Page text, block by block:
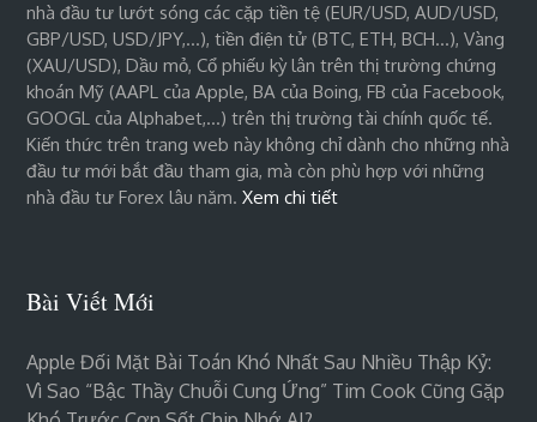
nhà đầu tư lướt sóng các cặp tiền tệ (EUR/USD, AUD/USD,
GBP/USD, USD/JPY,…), tiền điện tử (BTC, ETH, BCH…), Vàng
(XAU/USD), Dầu mỏ, Cổ phiếu kỳ lân trên thị trường chứng
khoán Mỹ (AAPL của Apple, BA của Boing, FB của Facebook,
GOOGL của Alphabet,…) trên thị trường tài chính quốc tế.
Kiến thức trên trang web này không chỉ dành cho những nhà
đầu tư mới bắt đầu tham gia, mà còn phù hợp với những
nhà đầu tư Forex lâu năm.Xem chi tiết
Bài Viết Mới
Apple Đối Mặt Bài Toán Khó Nhất Sau Nhiều Thập Kỷ:
Vì Sao “bậc Thầy Chuỗi Cung Ứng” Tim Cook Cũng Gặp